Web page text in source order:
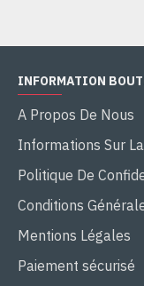
INFORMATION
A Propos De Nous
Informations Sur
Politique De
Conditions
Mentions Légales
Paiement sécurisé